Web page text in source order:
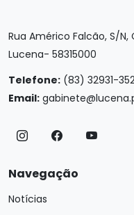
Rua Américo Falcão, S/N,
Lucena- 58315000
Telefone: (83) 32931-
Email:
Navegação
Notícias